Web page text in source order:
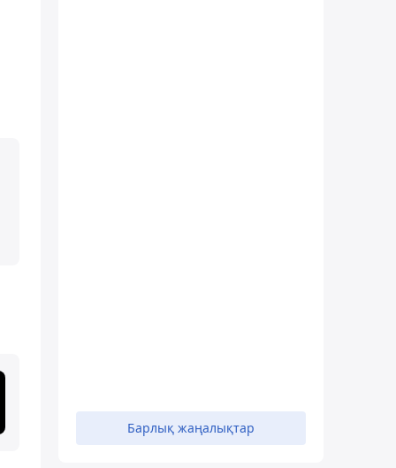
Барлық жаңалықтар